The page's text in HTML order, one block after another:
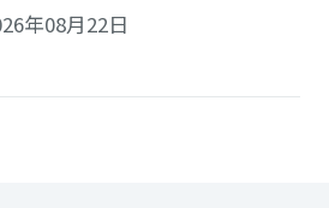
年08月22日